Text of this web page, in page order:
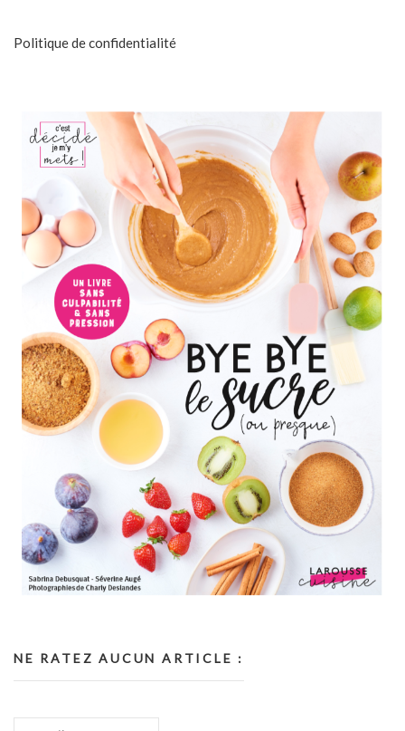
Politique de confidentialité
NE RATEZ AUCUN ARTICLE :